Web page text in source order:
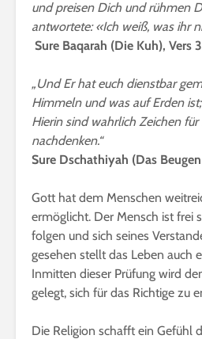
und preisen Dich und rühmen
antwortete: «Ich weiß, was ihr
Sure Baqarah (Die Kuh), Vers
„Und Er hat euch dienstbar
Himmeln und was auf Erden
Hierin sind wahrlich Zeichen für
nachdenken.“
Sure Dschathiyah (Das
Gott hat dem Menschen
ermöglicht. Der Mensch ist frei
folgen und sich seines
gesehen stellt das Leben auch
Inmitten dieser Prüfung wird
gelegt, sich für das Richtige zu
Die Religion schafft ein Gefühl